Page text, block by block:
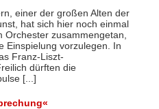
einer der großen Alten der
hat sich hier noch einmal
Orchester zusammengetan,
Einspielung vorzulegen. In
Franz-Liszt-
dürften die
[...]